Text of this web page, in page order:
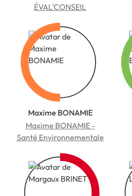
ÉVAL'CONSEIL
Maxime BONAMIE
Maxime BONAMIE -
Santé Environnementale